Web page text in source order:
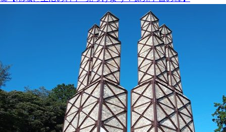
映画『風をつかまえた少年』で、学びの本質を考える
授業改善
2020/05/29
小2生活「わたしの町大発見！」指導アイデア
7